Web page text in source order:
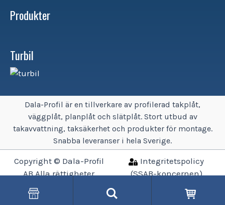
Produkter
Turbil
Dala-Profil är en tillverkare av profilerad takplåt,
väggplåt, planplåt och slätplåt. Stort utbud av
takavvattning, taksäkerhet och produkter för montage.
Snabba leveranser i hela Sverige.
Copyright © Dala-Profil
AB Alla rättigheter
reserverade.
Integritetspolicy
(SSAB-koncernen)